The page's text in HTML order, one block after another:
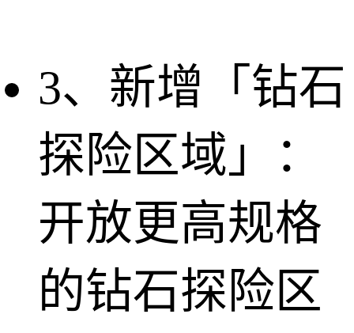
3、新增「钻石
探险区域」：
开放更高规格
的钻石探险区